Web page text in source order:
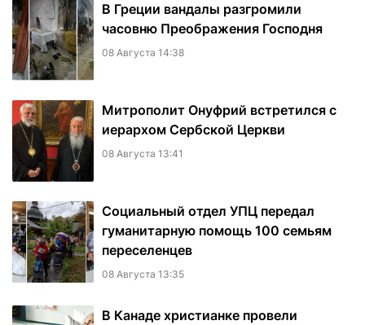
В Греции вандалы разгромили
часовню Преображения Господня
08 Августа 14:38
Митрополит Онуфрий встретился с
иерархом Сербской Церкви
08 Августа 13:41
Социальный отдел УПЦ передал
гуманитарную помощь 100 семьям
переселенцев
08 Августа 13:35
В Канаде христианке провели